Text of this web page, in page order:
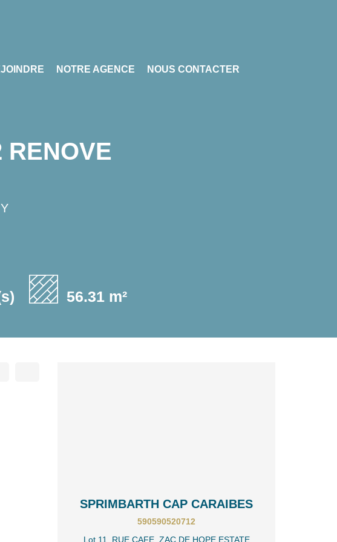
NOTRE AGENCE NOUS CONTACTER
RENOVE
56.31 m²
SPRIMBARTH CAP CARAIBES
590590520712
Lot 11, RUE CAFE, ZAC DE HOPE ESTATE